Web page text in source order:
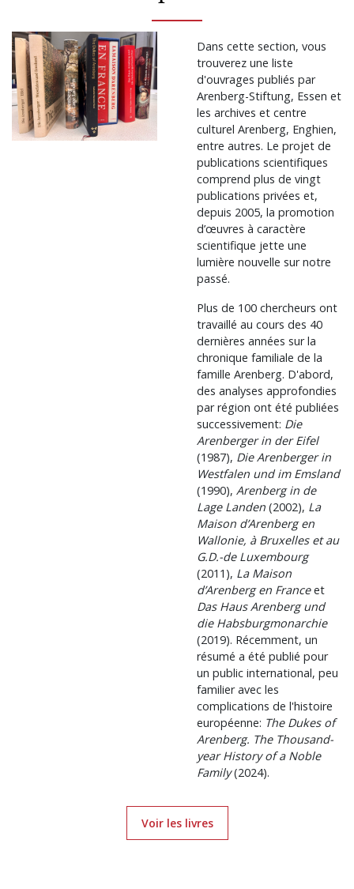
Dans cette section, vous
trouverez une liste
d'ouvrages publiés par
Arenberg-Stiftung, Essen et
les archives et centre
culturel Arenberg, Enghien,
entre autres. Le projet de
publications scientifiques
comprend plus de vingt
publications privées et,
depuis 2005, la promotion
d’œuvres à caractère
scientifique jette une
lumière nouvelle sur notre
passé.
Plus de 100 chercheurs ont
travaillé au cours des 40
dernières années sur la
chronique familiale de la
famille Arenberg. D'abord,
des analyses approfondies
par région ont été publiées
successivement: Die
Arenberger in der Eifel
(1987), Die Arenberger in
Westfalen und im Emsland
(1990), Arenberg in de
Lage Landen (2002), La
Maison d’Arenberg en
Wallonie, à Bruxelles et au
G.D.-de Luxembourg
(2011), La Maison
d’Arenberg en Franceet
Das Haus Arenberg und
die Habsburgmonarchie
(2019). Récemment, un
résumé a été publié pour
un public international, peu
familier avec les
complications de l'histoire
européenne: The Dukes of
Arenberg. The Thousand-
year History of a Noble
Family(2024).
Voir les livres